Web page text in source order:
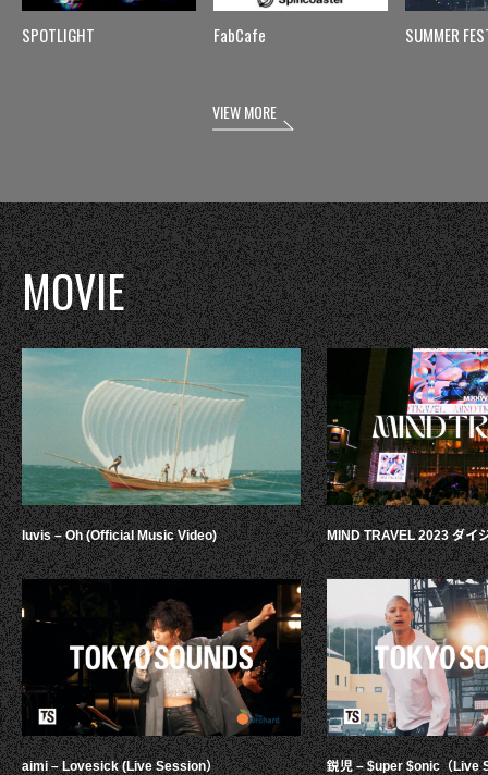
SPOTLIGHT FabCafe SUMMER
VIEW MORE
MOVIE
luvis – Oh (Official Music Video)
aimi – Lovesick (Live Session）
MIND TRAVEL 2023 ダイ
鋭児 – $uper $onic（Live